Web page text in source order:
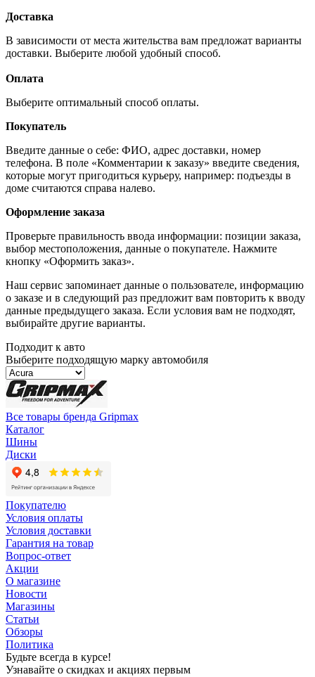
Доставка
В зависимости от места жительства вам предложат варианты
доставки. Выберите любой удобный способ.
Оплата
Выберите оптимальный способ оплаты.
Покупатель
Введите данные о себе: ФИО, адрес доставки, номер
телефона. В поле «Комментарии к заказу» введите сведения,
которые могут пригодиться курьеру, например: подъезды в
доме считаются справа налево.
Оформление заказа
Проверьте правильность ввода информации: позиции заказа,
выбор местоположения, данные о покупателе. Нажмите
кнопку «Оформить заказ».
Наш сервис запоминает данные о пользователе, информацию
о заказе и в следующий раз предложит вам повторить к вводу
данные предыдущего заказа. Если условия вам не подходят,
выбирайте другие варианты.
Подходит к авто
Выберите подходящую марку автомобиля
Все товары бренда Gripmax
Каталог
Шины
Диски
Покупателю
Условия оплаты
Условия доставки
Гарантия на товар
Вопрос-ответ
Акции
О магазине
Новости
Магазины
Статьи
Обзоры
Политика
Будьте всегда в курсе!
Узнавайте о скидках и акциях первым